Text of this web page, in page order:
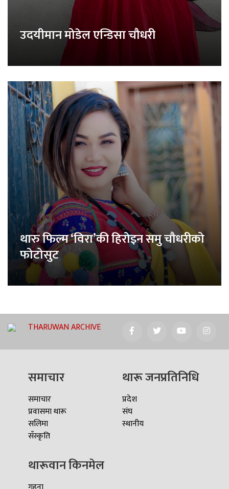
उदयीमान मोडेल एन्डिसा चौधरी
थारु फिल्म ‘विरा’की हिरोइन समु चौधरीको
फोटोसुट
THARUWAN ARCHIVE
समाचार
समाचार
प्रवासमा थारू
सलिमा
सँस्कृति
थारू जनप्रतिनिधि
प्रदेश
संघ
स्थानीय
थारूवान किनमेल